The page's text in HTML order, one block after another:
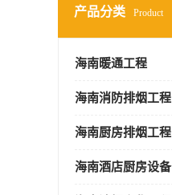
产品分类 Product
海南暖通工程
海南消防排烟工程
海南厨房排烟工程
海南酒店厨房设备